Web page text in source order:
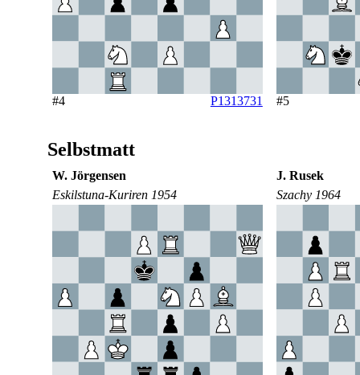
#4 P1313731 #5
Selbstmatt
W. Jörgensen
Eskilstuna-Kuriren 1954
J. Rusek
Szachy 1964